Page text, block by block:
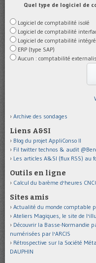
Quel type de logiciel de
Logiciel de comptabilité isolé
Logiciel de comptabilité
Logiciel de comptabilité intégré
ERP (type SAP)
Aucun : comptabilité
Archive des sondages
Liens A&SI
Blog du projet AppliConso II
Fil twitter technos & audit
Les articles A&SI (flux RSS) au
Outils en ligne
Calcul du barème d'heures
Sites amis
Actualité du monde comptable
Ateliers Magiques, le site de
Découvrir la Basse-Normandie
numérisées par l'ARCIS
Rétrospective sur la Société
DAUPHIN